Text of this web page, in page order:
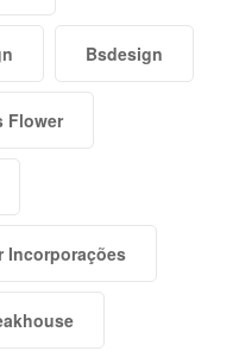
Bsdesign
Flower
Incorporações